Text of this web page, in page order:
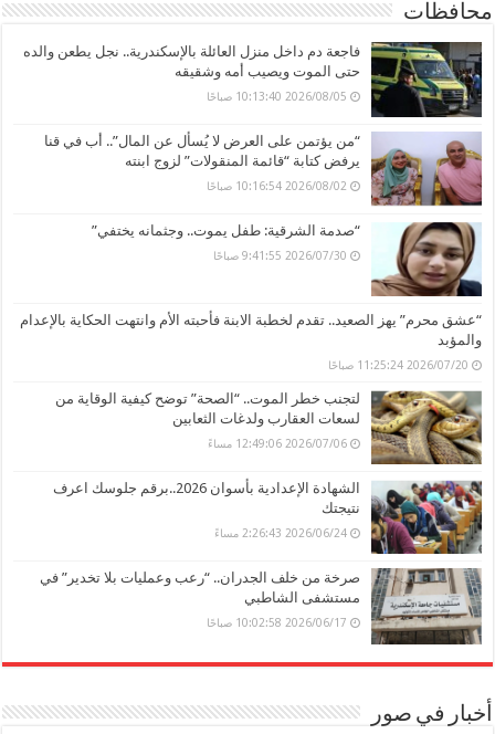
محافظات
فاجعة دم داخل منزل العائلة بالإسكندرية.. نجل يطعن والده
حتى الموت ويصيب أمه وشقيقه
2026/08/05 10:13:40 صباحًا
“من يؤتمن على العرض لا يُسأل عن المال”.. أب في قنا
يرفض كتابة “قائمة المنقولات” لزوج ابنته
2026/08/02 10:16:54 صباحًا
“صدمة الشرقية: طفل يموت.. وجثمانه يختفي”
2026/07/30 9:41:55 صباحًا
“عشق محرم” يهز الصعيد.. تقدم لخطبة الابنة فأحبته الأم وانتهت الحكاية بالإعدام
والمؤبد
2026/07/20 11:25:24 صباحًا
لتجنب خطر الموت.. “الصحة” توضح كيفية الوقاية من
لسعات العقارب ولدغات الثعابين
2026/07/06 12:49:06 مساءً
الشهادة الإعدادية بأسوان 2026..برقم جلوسك اعرف
نتيجتك
2026/06/24 2:26:43 مساءً
صرخة من خلف الجدران.. “رعب وعمليات بلا تخدير” في
مستشفى الشاطبي
2026/06/17 10:02:58 صباحًا
أخبار في صور